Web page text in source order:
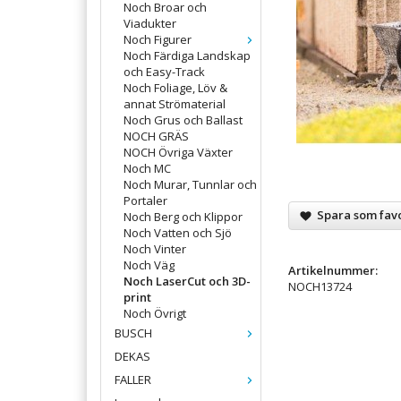
Noch Broar och
Viadukter
Noch Figurer
Noch Färdiga Landskap
och Easy-Track
Noch Foliage, Löv &
annat Strömaterial
Noch Grus och Ballast
NOCH GRÄS
NOCH Övriga Växter
Noch MC
Noch Murar, Tunnlar och
Portaler
Noch Berg och Klippor
Noch Vatten och Sjö
Noch Vinter
Noch Väg
Noch LaserCut och 3D-
print
Noch Övrigt
BUSCH
DEKAS
FALLER
Spara som
Artikelnummer:
NOCH13724